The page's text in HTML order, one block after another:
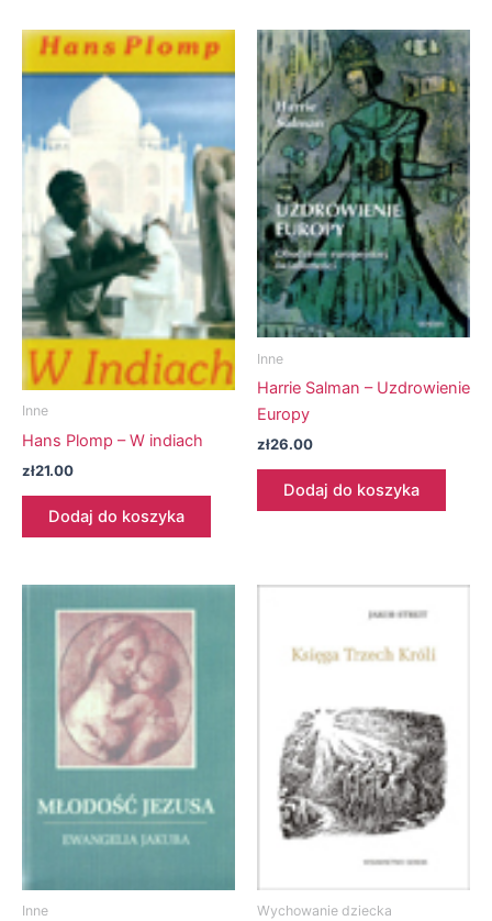
Inne
Hans Plomp – W indiach
zł21.00
Dodaj do koszyka
Inne
Harrie Salman – Uzdrowienie
Europy
zł26.00
Dodaj do koszyka
Inne Wychowanie dziecka